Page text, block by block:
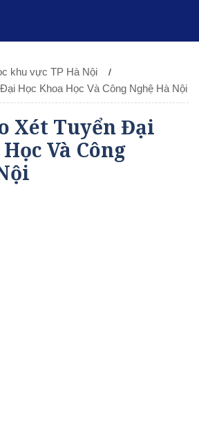
khu vực TP Hà Nội
Học Khoa Học Và Công Nghệ Hà Nội
Xét Tuyển Đại
Và Công